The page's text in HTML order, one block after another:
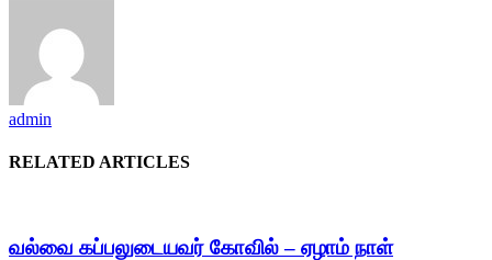
admin
RELATED ARTICLES
வல்வை கப்பலுடையவர் கோவில் – ஏழாம் நாள்